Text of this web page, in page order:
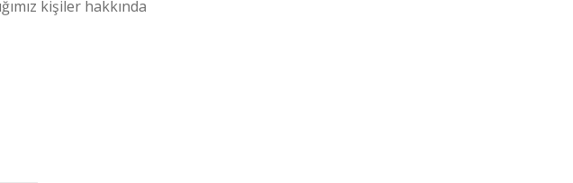
kişiler hakkında